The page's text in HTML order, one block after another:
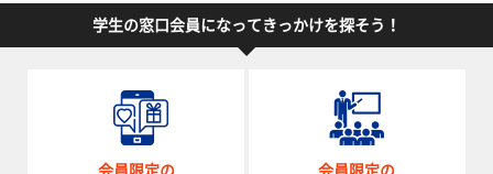
学生の窓口会員になってきっかけを探そう！